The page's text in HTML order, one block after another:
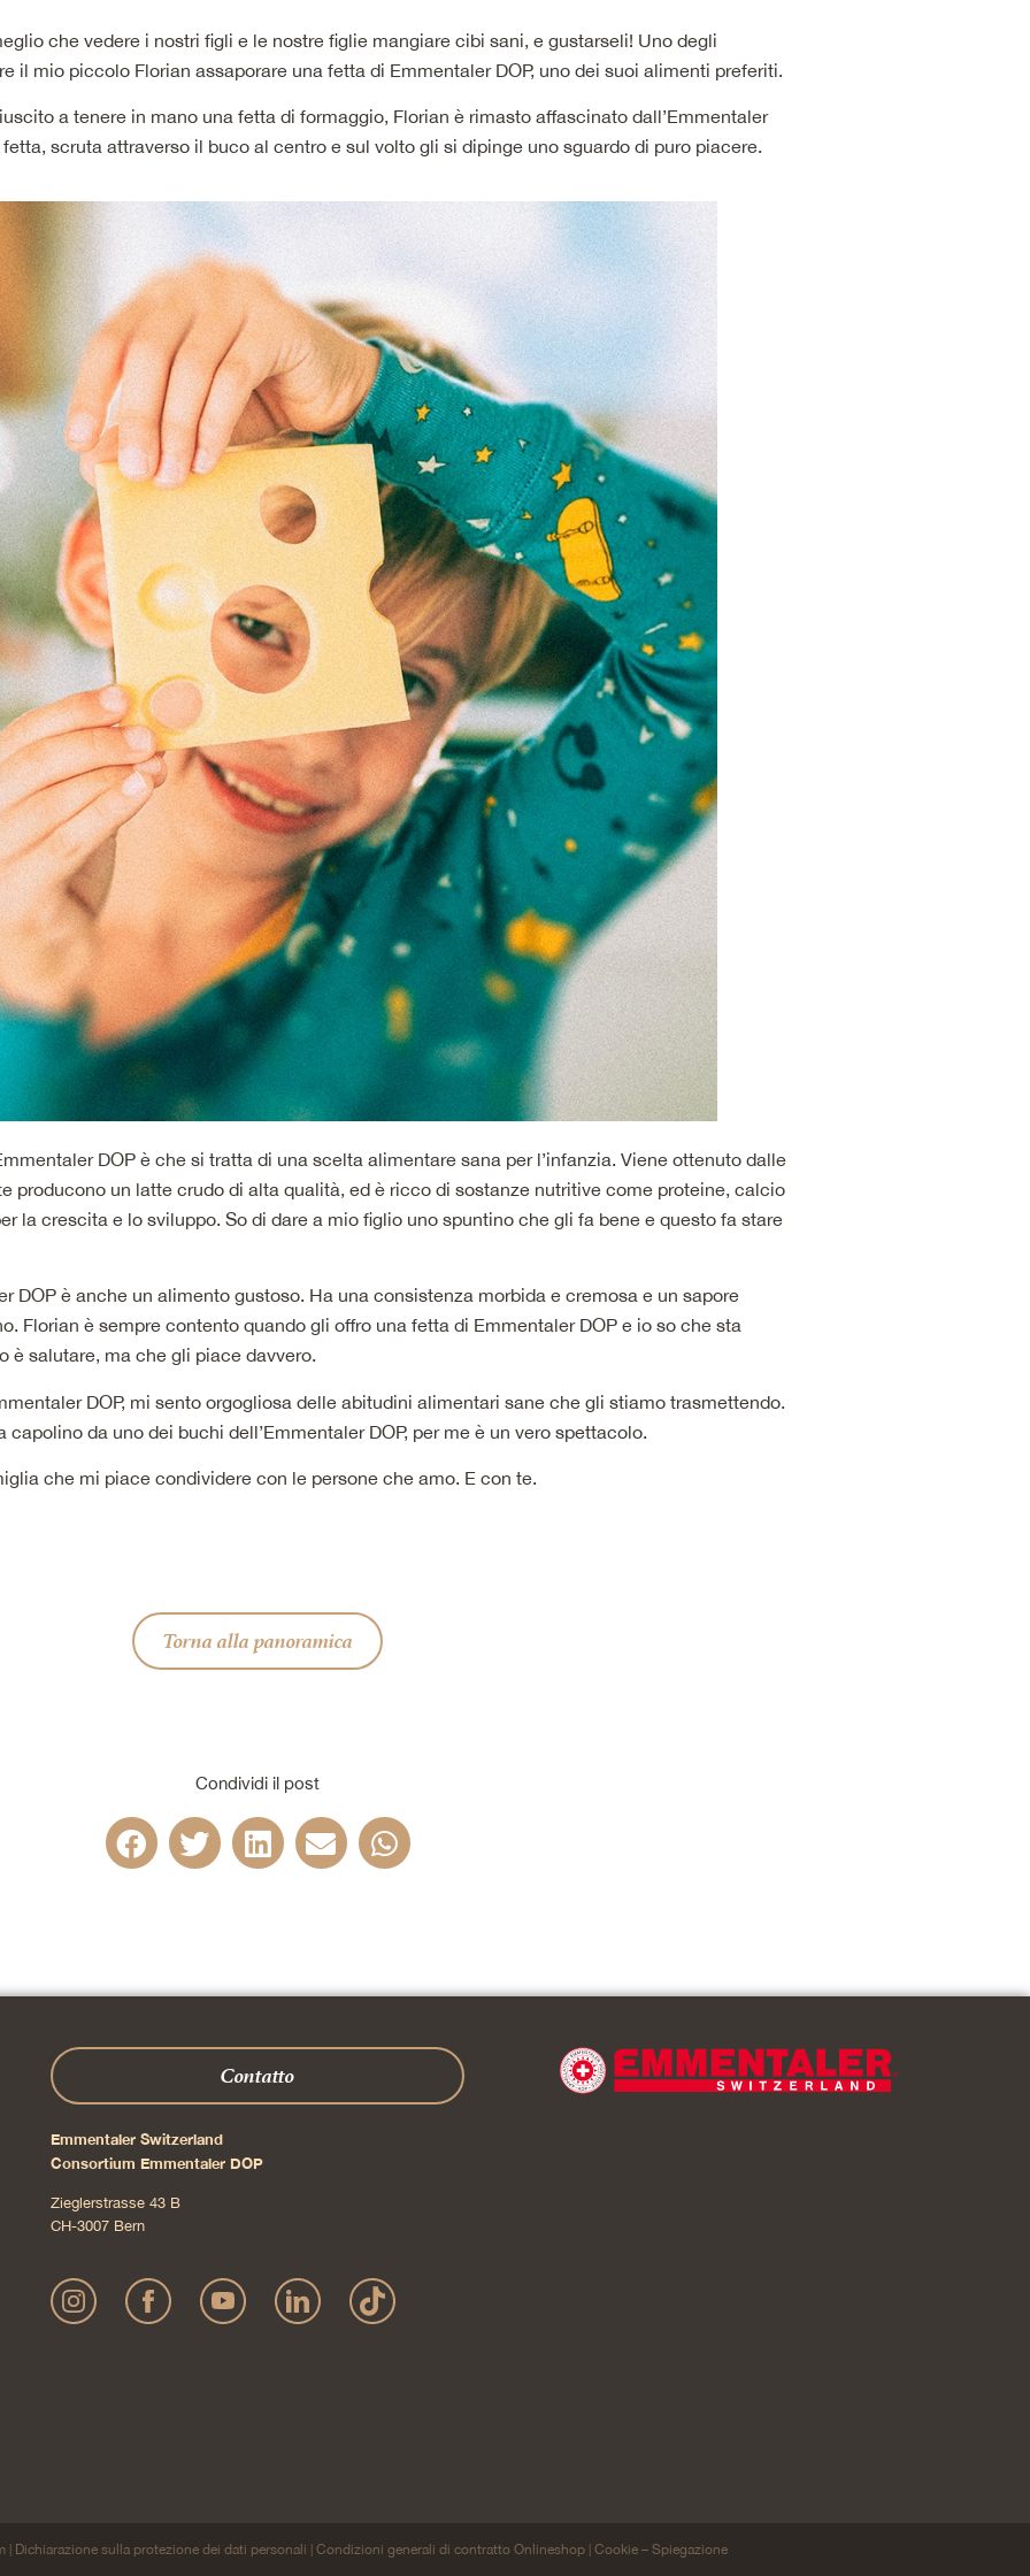
che vedere i nostri figli e le nostre figlie mangiare cibi sani, e gustarseli! Uno degli
il mio piccolo Florian assaporare una fetta di Emmentaler DOP, uno dei suoi alimenti preferiti.
a tenere in mano una fetta di formaggio, Florian è rimasto affascinato dall’Emmentaler
fetta, scruta attraverso il buco al centro e sul volto gli si dipinge uno sguardo di puro piacere.
DOP è che si tratta di una scelta alimentare sana per l’infanzia. Viene ottenuto dalle
producono un latte crudo di alta qualità, ed è ricco di sostanze nutritive come proteine, calcio
la crescita e lo sviluppo. So di dare a mio figlio uno spuntino che gli fa bene e questo fa stare
DOP è anche un alimento gustoso. Ha una consistenza morbida e cremosa e un sapore
Florian è sempre contento quando gli offro una fetta di Emmentaler DOP e io so che sta
è salutare, ma che gli piace davvero.
DOP, mi sento orgogliosa delle abitudini alimentari sane che gli stiamo trasmettendo.
da uno dei buchi dell’Emmentaler DOP, per me è un vero spettacolo.
che mi piace condividere con le persone che amo. E con te.
Torna alla panoramica
Condividi il post
Contatto
Emmentaler Switzerland
Consortium Emmentaler DOP
Zieglerstrasse 43 B
CH-3007 Bern
| Dichiarazione sulla protezione dei dati personali Condizioni generali di contratto Onlineshop| Cookie – Spiegazione